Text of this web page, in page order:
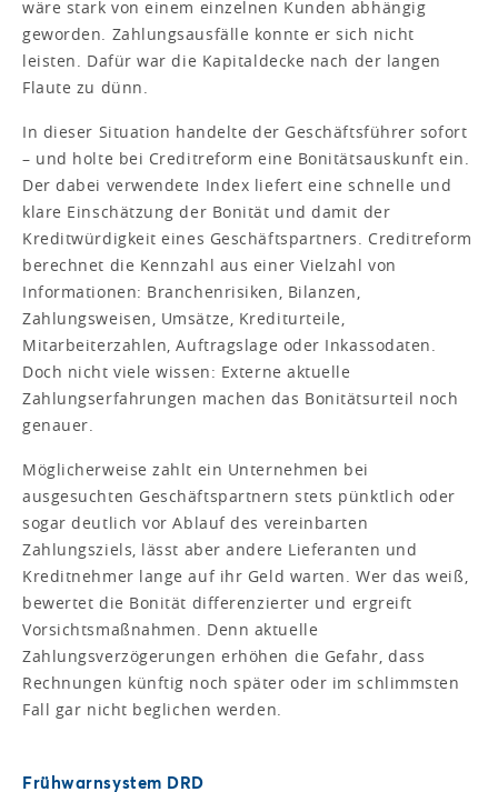
wäre stark von einem einzelnen Kunden abhängig
geworden. Zahlungsausfälle konnte er sich nicht
leisten. Dafür war die Kapitaldecke nach der langen
Flaute zu dünn.
In dieser Situation handelte der Geschäftsführer sofort
– und holte bei Creditreform eine Bonitätsauskunft ein.
Der dabei verwendete Index liefert eine schnelle und
klare Einschätzung der Bonität und damit der
Kreditwürdigkeit eines Geschäftspartners. Creditreform
berechnet die Kennzahl aus einer Vielzahl von
Informationen: Branchenrisiken, Bilanzen,
Zahlungsweisen, Umsätze, Krediturteile,
Mitarbeiterzahlen, Auftragslage oder Inkassodaten.
Doch nicht viele wissen: Externe aktuelle
Zahlungserfahrungen machen das Bonitätsurteil noch
genauer.
Möglicherweise zahlt ein Unternehmen bei
ausgesuchten Geschäftspartnern stets pünktlich oder
sogar deutlich vor Ablauf des vereinbarten
Zahlungsziels, lässt aber andere Lieferanten und
Kreditnehmer lange auf ihr Geld warten. Wer das weiß,
bewertet die Bonität differenzierter und ergreift
Vorsichtsmaßnahmen. Denn aktuelle
Zahlungsverzögerungen erhöhen die Gefahr, dass
Rechnungen künftig noch später oder im schlimmsten
Fall gar nicht beglichen werden.
Frühwarnsystem DRD